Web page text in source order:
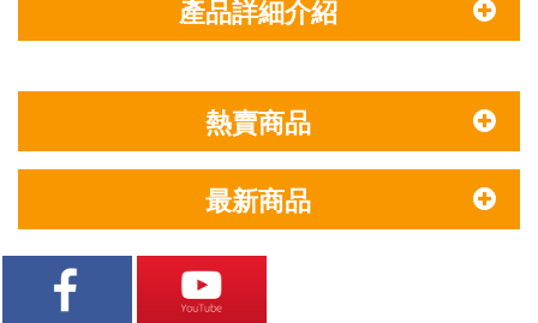
產品詳細介紹
熱賣商品
最新商品